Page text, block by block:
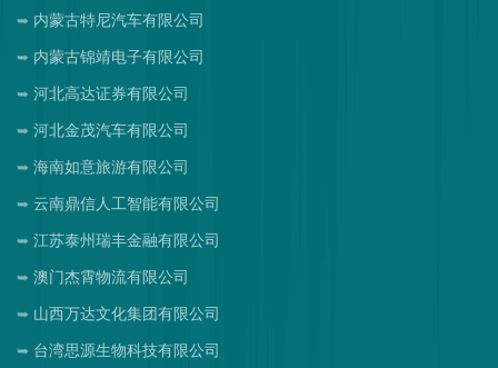
内蒙古特尼汽车有限公司
内蒙古锦靖电子有限公司
河北高达证券有限公司
河北金茂汽车有限公司
海南如意旅游有限公司
云南鼎信人工智能有限公司
江苏泰州瑞丰金融有限公司
澳门杰霄物流有限公司
山西万达文化集团有限公司
台湾思源生物科技有限公司